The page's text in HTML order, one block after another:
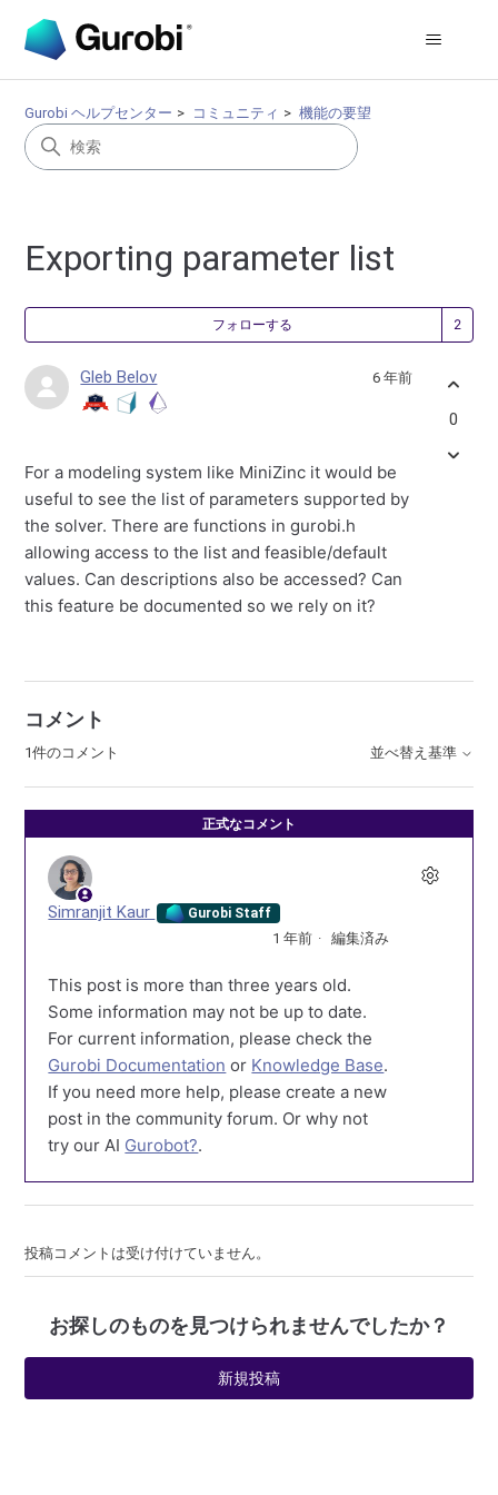
Gurobi ヘルプセンター コミュニティ 機能の要望
Exporting parameter list
フォローする
Gleb Belov 6 年前
For a modeling system like MiniZinc it would be
useful to see the list of parameters supported by
the solver. There are functions in gurobi.h
allowing access to the list and feasible/default
values. Can descriptions also be accessed? Can
this feature be documented so we rely on it?
0
コメント
1件のコメント 並べ替え基準
正式なコメント
Simranjit Kaur Gurobi Staff
1 年前 編集済み
This post is more than three years old.
Some information may not be up to date.
For current information, please check the
Gurobi Documentation or Knowledge Base.
If you need more help, please create a new
post in the community forum. Or why not
try our AI Gurobot?.
投稿コメントは受け付けていません。
お探しのものを見つけられませんでしたか？
新規投稿